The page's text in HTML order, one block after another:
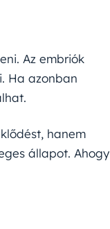
Az embriók
Ha azonban
hanem
állapot. Ahogy